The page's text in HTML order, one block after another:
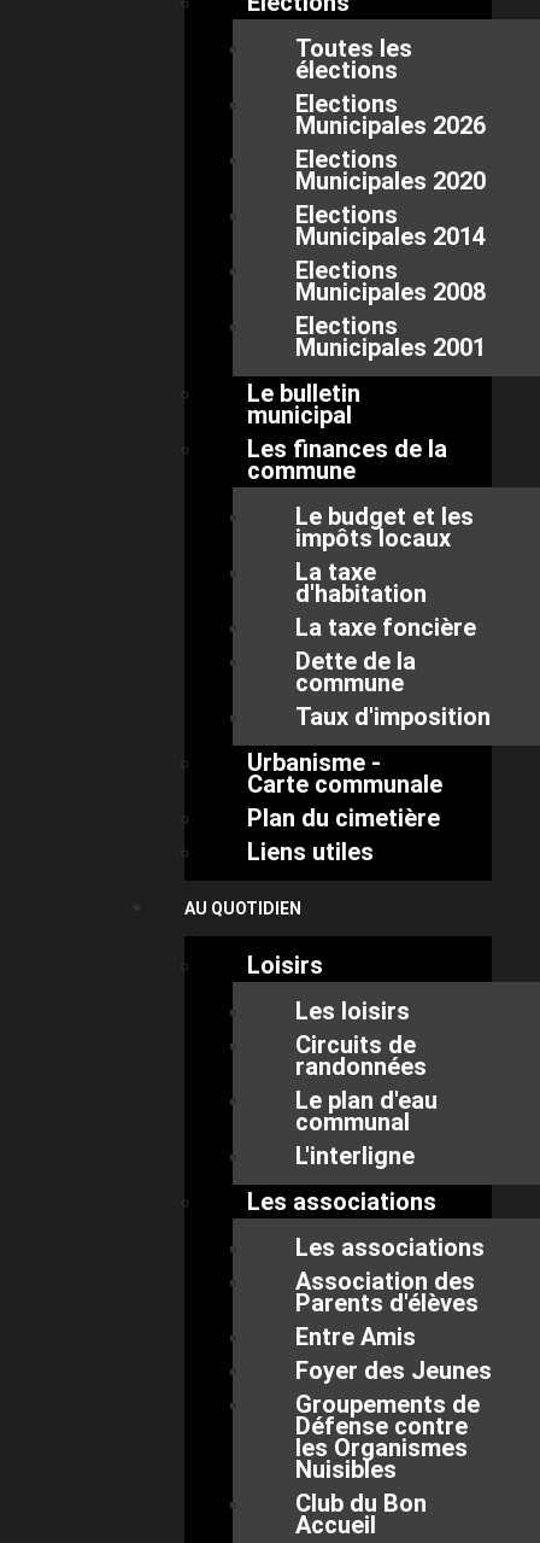
Toutes les
élections
Elections
Municipales 2026
Elections
Municipales 2020
Elections
Municipales 2014
Elections
Municipales 2008
Elections
Municipales 2001
Le bulletin
municipal
Les finances de la
commune
Le budget et les
impôts locaux
La taxe
d'habitation
La taxe foncière
Dette de la
commune
Taux d'imposition
Urbanisme -
Carte communale
Plan du cimetière
Liens utiles
AU QUOTIDIEN
Loisirs
Les loisirs
Circuits de
randonnées
Le plan d'eau
communal
L'interligne
Les associations
Les associations
Association des
Parents d'élèves
Entre Amis
Foyer des Jeunes
Groupements de
Défense contre
les Organismes
Nuisibles
Club du Bon
Accueil